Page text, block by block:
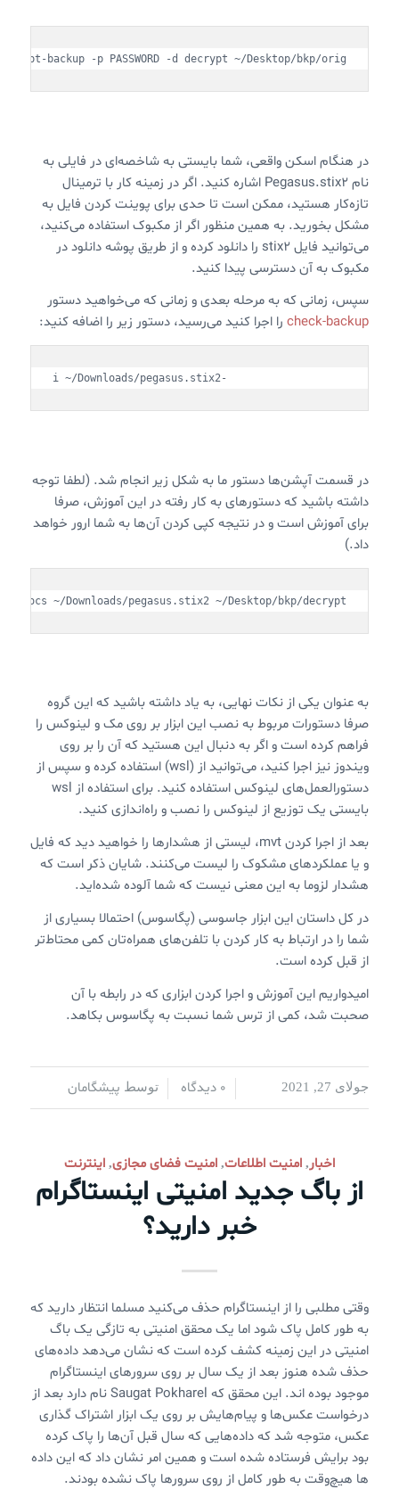
backup -p PASSWORD -d decrypt ~/Desktop/bkp/orig
در هنگام اسکن واقعی، شما بایستی به شاخصه‌ای در فایلی به
نام Pegasus.stix2 اشاره کنید. اگر در زمینه کار با ترمینال
تازه‌کار هستید، ممکن است تا حدی برای پوینت کردن فایل به
مشکل بخورید. به همین منظور اگر از مکبوک استفاده می‌کنید،
می‌توانید فایل stix2 را دانلود کرده و از طریق پوشه دانلود در
مکبوک به آن دسترسی پیدا کنید.
سپس، زمانی که به مرحله بعدی و زمانی که می‌خواهید دستور
check-backupرا اجرا کنید می‌رسید، دستور زیر را اضافه کنید:
-i ~/Downloads/pegasus.stix2
در قسمت آپشن‌ها دستور ما به شکل زیر انجام شد. (لطفا توجه
داشته باشید که دستورهای به کار رفته در این آموزش،‌ صرفا
برای آموزش است و در نتیجه کپی کردن آن‌ها به شما ارور خواهد
داد.)
--iocs ~/Downloads/pegasus.stix2 ~/Desktop/bkp/decrypt
به عنوان یکی از نکات نهایی، به یاد داشته باشید که این گروه
صرفا دستورات مربوط به نصب این ابزار بر روی مک و لینوکس را
فراهم کرده است و اگر به دنبال این هستید که آن را بر روی
ویندوز نیز اجرا کنید،‌ می‌توانید از (wsl) استفاده کرده و سپس از
دستورالعمل‌های لینوکس استفاده کنید. برای استفاده از wsl
بایستی یک توزیع از لینوکس را نصب و راه‌اندازی کنید.
بعد از اجرا کردن mvt، لیستی از هشدارها را خواهید دید که فایل
و یا عملکردهای مشکوک را لیست می‌کنند. شایان ذکر است که
هشدار لزوما به این معنی نیست که شما آلوده شده‌اید.
در کل داستان این ابزار جاسوسی (پگاسوس) احتمالا بسیاری از
شما را در ارتباط به کار کردن با تلفن‌های همراه‌تان کمی محتاط‌تر
از قبل کرده است.
امیدواریم این آموزش و اجرا کردن ابزاری که در رابطه با آن
صحبت شد، کمی از ترس شما نسبت به پگاسوس بکاهد.
جولای 27, 2021 / 0 دیدگاه
/ توسط پیشگامان
اخبار, امنیت اطلاعات, امنیت فضای مجازی, اینترنت
از باگ جدید امنیتی اینستاگرام
خبر دارید؟
وقتی مطلبی را از اینستاگرام حذف می‌کنید مسلما انتظار دارید که
به طور کامل پاک شود اما یک محقق امنیتی به تازگی یک باگ
امنیتی در این زمینه کشف کرده است که نشان می‌دهد داده‌های
حذف شده هنوز بعد از یک سال بر روی سرورهای اینستاگرام
موجود بوده اند. این محقق که Saugat Pokharel نام دارد بعد از
درخواست عکس‌ها و پیام‌هایش بر روی یک ابزار اشتراک گذاری
عکس، متوجه شد که داده‌هایی که سال قبل آن‌ها را پاک کرده
بود برایش فرستاده شده است و همین امر نشان داد که این داده
ها هیچ‌وقت به طور کامل از روی سرورها پاک نشده بودند.